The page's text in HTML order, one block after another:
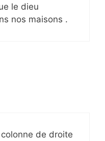
le dieu
nos maisons .
de droite